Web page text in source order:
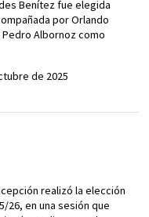
Benítez fue elegida
por Orlando
Albornoz como
de 2025
realizó la elección
26, en una sesión que